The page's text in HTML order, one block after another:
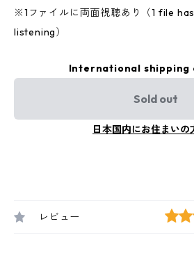
※1ファイルに両面視聴あり（1 file
listening）
International shipping
Sold out
日本国内にお住まいの
レビュー